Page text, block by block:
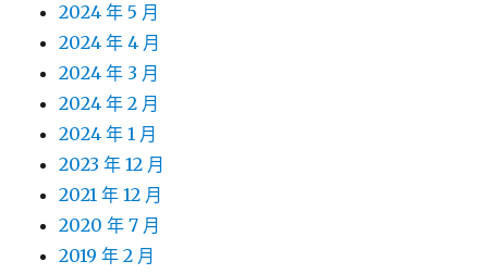
2024 年 5 月
2024 年 4 月
2024 年 3 月
2024 年 2 月
2024 年 1 月
2023 年 12 月
2021 年 12 月
2020 年 7 月
2019 年 2 月